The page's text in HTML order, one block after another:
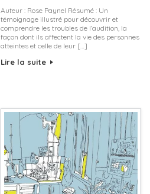
Auteur : Rose Paynel Résumé : Un
témoignage illustré pour découvrir et
comprendre les troubles de l’audition, la
façon dont ils affectent la vie des personnes
atteintes et celle de leur […]
Lire la suite